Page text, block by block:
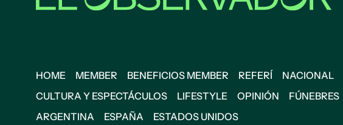
HOME MEMBER BENEFICIOS MEMBER REFERÍ NACIONAL
CULTURA Y ESPECTÁCULOS
LIFESTYLE OPINIÓN FÚNEBRES
ARGENTINA
ESPAÑA ESTADOS UNIDOS